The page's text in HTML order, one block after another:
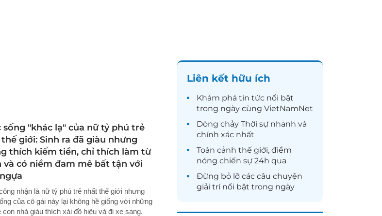
sống "khác lạ" của nữ tỷ phú trẻ
giới: Sinh ra đã giàu nhưng
thích kiếm tiền, chỉ thích làm từ
và có niềm đam mê bất tận với
nhận là nữ tỷ phú trẻ nhất thế giới nhưng
của cô gái này lại không hề giống với những
con nhà giàu thích xài đồ hiệu và đi xe sang.
Liên kết hữu ích
Khám phá tin tức nổi bật
trong ngày cùng VietNamNet
Dòng chảy Thời sự nhanh và
chính xác nhất
Toàn cảnh thế giới, điểm
nóng chiến sự 24h qua
Đừng bỏ lỡ các câu chuyện
giải trínổi bật trong ngày